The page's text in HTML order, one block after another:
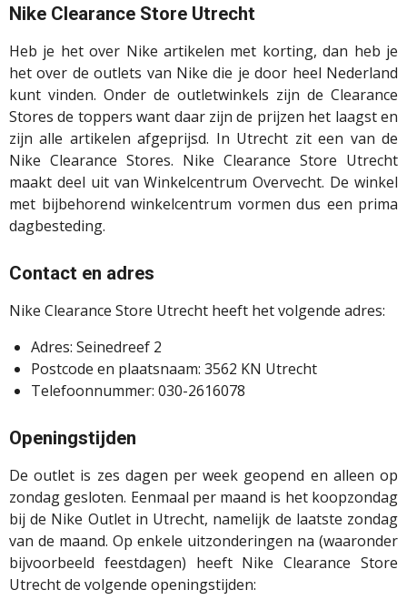
Nike Clearance Store Utrecht
Heb je het over Nike artikelen met korting, dan heb je
het over de outlets van Nike die je door heel Nederland
kunt vinden. Onder de outletwinkels zijn de Clearance
Stores de toppers want daar zijn de prijzen het laagst en
zijn alle artikelen afgeprijsd. In Utrecht zit een van de
Nike Clearance Stores. Nike Clearance Store Utrecht
maakt deel uit van Winkelcentrum Overvecht. De winkel
met bijbehorend winkelcentrum vormen dus een prima
dagbesteding.
Contact en adres
Nike Clearance Store Utrecht heeft het volgende adres:
Adres: Seinedreef 2
Postcode en plaatsnaam: 3562 KN Utrecht
Telefoonnummer: 030-2616078
Openingstijden
De outlet is zes dagen per week geopend en alleen op
zondag gesloten. Eenmaal per maand is het koopzondag
bij de Nike Outlet in Utrecht, namelijk de laatste zondag
van de maand. Op enkele uitzonderingen na (waaronder
bijvoorbeeld feestdagen) heeft Nike Clearance Store
Utrecht de volgende openingstijden: